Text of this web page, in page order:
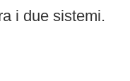
i due sistemi.